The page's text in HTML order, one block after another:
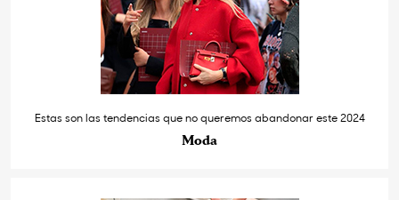
Estas son las tendencias que no queremos abandonar este 2024
Moda